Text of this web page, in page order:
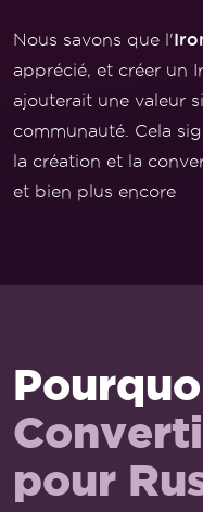
Nous savons que l'
apprécié, et créer un
ajouterait une valeur
communauté. Cela
la création et la
et bien plus encore
pour